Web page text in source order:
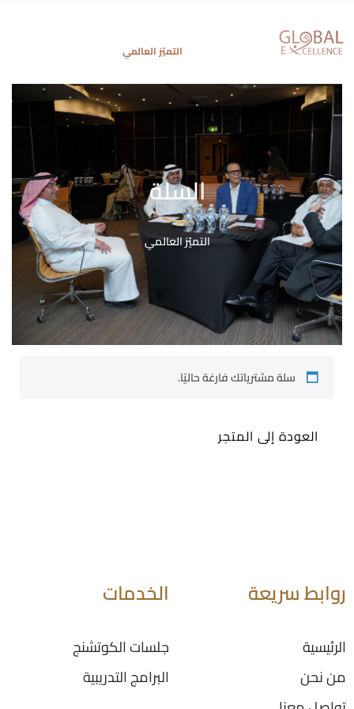
التميّز العالمي
السلة
السلة
التميّز العالمي
سلة مشترياتك فارغة حاليًا.
العودة إلى المتجر
روابط سريعة
الرئيسية
من نحن
الخدمات
جلسات الكوتشنج
البرامج التدريبية